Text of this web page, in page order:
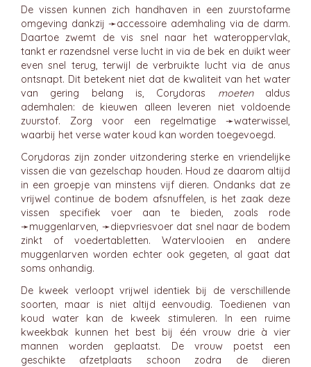
De vissen kunnen zich handhaven in een zuurstofarme
omgeving dankzij ➛accessoire ademhaling via de darm.
Daartoe zwemt de vis snel naar het wateroppervlak,
tankt er razendsnel verse lucht in via de bek en duikt weer
even snel terug, terwijl de verbruikte lucht via de anus
ontsnapt. Dit betekent niet dat de kwaliteit van het water
van gering belang is, Corydoras moetenaldus
ademhalen: de kieuwen alleen leveren niet voldoende
zuurstof. Zorg voor een regelmatige ➛waterwissel,
waarbij het verse water koud kan worden toegevoegd.
Corydoras zijn zonder uitzondering sterke en vriendelijke
vissen die van gezelschap houden. Houd ze daarom altijd
in een groepje van minstens vijf dieren. Ondanks dat ze
vrijwel continue de bodem afsnuffelen, is het zaak deze
vissen specifiek voer aan te bieden, zoals rode
➛muggenlarven, ➛diepvriesvoerdat snel naar de bodem
zinkt of voedertabletten. Watervlooien en andere
muggenlarven worden echter ook gegeten, al gaat dat
soms onhandig.
De kweek verloopt vrijwel identiek bij de verschillende
soorten, maar is niet altijd eenvoudig. Toedienen van
koud water kan de kweek stimuleren. In een ruime
kweekbak kunnen het best bij één vrouw drie à vier
mannen worden geplaatst. De vrouw poetst een
geschikte afzetplaats schoon zodra de dieren